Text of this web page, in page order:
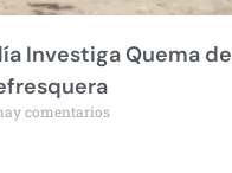
Investiga Quema de
comentarios